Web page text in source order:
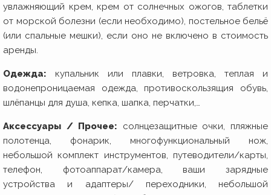
увлажняющий крем, крем от солнечных ожогов, таблетки
от морской болезни (если необходимо), постельное бельё
(или спальные мешки), если оно не включено в стоимость
аренды.
Одежда: купальник или плавки, ветровка, теплая и
водонепроницаемая одежда, противоскользящия обувь,
шлёпанцы для душа, кепка, шапка, перчатки,…
Аксессуары / Прочее: солнцезащитные очки, пляжные
полотенца, фонарик, многофункциональный нож,
небольшой комплект инструментов, путеводители/карты,
телефон, фотоаппарат/камера, ваши зарядные
устройства и адаптеры/ переходники, небольшой